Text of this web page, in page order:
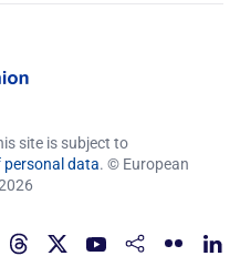
site is subject to
data. © European